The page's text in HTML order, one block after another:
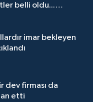
belli oldu...
imar bekleyen
dev firması da
etti